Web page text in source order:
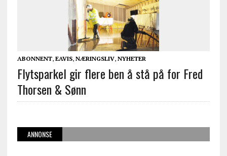
ABONNENT, EAVIS, NÆRINGSLIV, NYHETER
Flytsparkel gir flere ben å stå på for Fred
Thorsen & Sønn
ANNONSE